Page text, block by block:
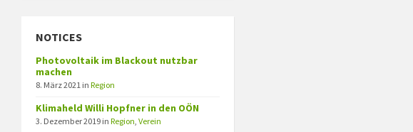
NOTICES
Photovoltaik im Blackout nutzbar
machen
8. März 2021 in Region
Klimaheld Willi Hopfner in den OÖN
3. Dezember 2019 in Region Verein